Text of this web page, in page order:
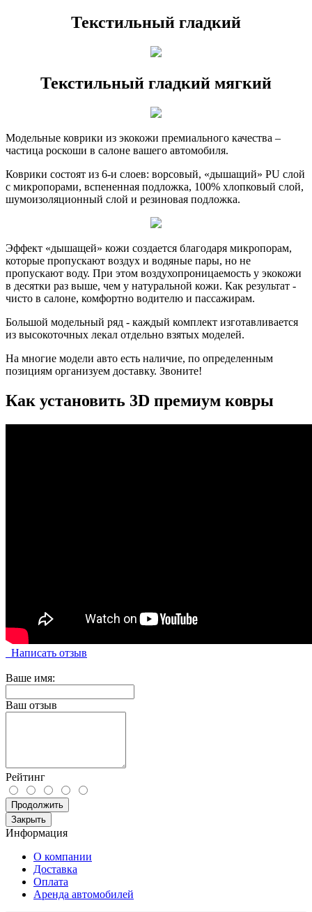
Текстильный гладкий
Текстильный гладкий мягкий
Модельные коврики из экокожи премиального качества –
частица роскоши в салоне вашего автомобиля.
Коврики состоят из 6-и слоев: ворсовый, «дышащий» PU слой
с микропорами, вспененная подложка, 100% хлопковый слой,
шумоизоляционный слой и резиновая подложка.
Эффект «дышащей» кожи создается благодаря микропорам,
которые пропускают воздух и водяные пары, но не
пропускают воду. При этом воздухопроницаемость у экокожи
в десятки раз выше, чем у натуральной кожи. Как результат -
чисто в салоне, комфортно водителю и пассажирам.
Большой модельный ряд - каждый комплект изготавливается
из высокоточных лекал отдельно взятых моделей.
На многие модели авто есть наличие, по определенным
позициям организуем доставку. Звоните!
Как установить 3D премиум ковры
Написать отзыв
Ваше имя:
Ваш отзыв
Рейтинг
Продолжить
Закрыть
Информация
О компании
Доставка
Оплата
Аренда автомобилей